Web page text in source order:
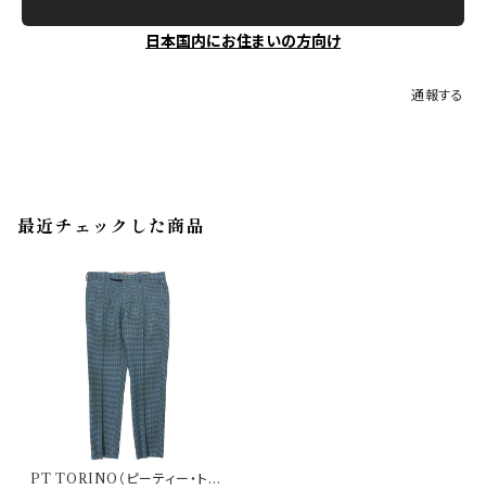
日本国内にお住まいの方向け
通報する
最近チェックした商品
PT TORINO（ピーティー・トリ